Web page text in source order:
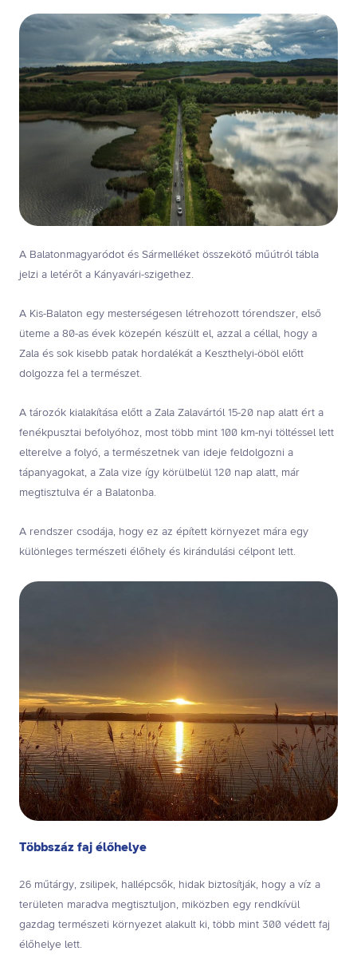
A Balatonmagyaródot és Sármelléket összekötő műútról tábla
jelzi a letérőt a Kányavári-szigethez.
A Kis-Balaton egy mesterségesen létrehozott tórendszer, első
üteme a 80-as évek közepén készült el, azzal a céllal, hogy a
Zala és sok kisebb patak hordalékát a Keszthelyi-öböl előtt
dolgozza fel a természet.
A tározók kialakítása előtt a Zala Zalavártól 15-20 nap alatt ért a
fenékpusztai befolyóhoz, most több mint 100 km-nyi töltéssel lett
elterelve a folyó, a természetnek van ideje feldolgozni a
tápanyagokat, a Zala vize így körülbelül 120 nap alatt, már
megtisztulva ér a Balatonba.
A rendszer csodája, hogy ez az épített környezet mára egy
különleges természeti élőhely és kirándulási célpont lett.
Többszáz faj élőhelye
26 műtárgy, zsilipek, hallépcsők, hidak biztosítják, hogy a víz a
területen maradva megtisztuljon, miközben egy rendkívül
gazdag természeti környezet alakult ki, több mint 300 védett faj
élőhelye lett.